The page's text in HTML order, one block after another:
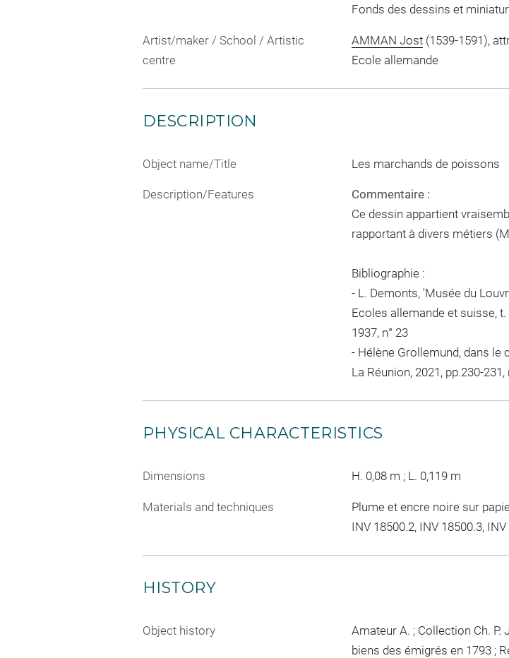
Fonds des dessins et
Artist/maker / School / Artistic
centre
AMMAN Jost(1539-1591),
Ecole allemande
DESCRIPTION
Object name/Title Les marchands de poissons
Description/Features
Commentaire :
Ce dessin appartient
rapportant à divers métiers
Bibliographie :
- L. Demonts, 'Musée du
Ecoles allemande et suisse,
1937, n° 23
- Hélène Grollemund, dans le
La Réunion, 2021, pp.230-231,
PHYSICAL CHARACTERISTICS
Dimensions H. 0,08 m ; L. 0,119 m
Materials and techniques
Plume et encre noire sur
INV 18500.2, INV 18500.3,
HISTORY
Object history
Amateur A. ; Collection Ch. P.
biens des émigrés en 1793 ;